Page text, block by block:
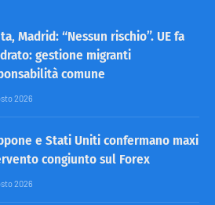
Madrid: “Nessun rischio”. UE fa
gestione migranti
comune
2026
e Stati Uniti confermano maxi
congiunto sul Forex
2026